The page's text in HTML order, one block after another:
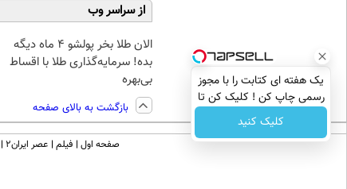
از سراسر وب
الان طلا بخر پولشو 4 ماه دیگه
بده! سرمایه‌گذاری طلا با اقساط
بی‌بهره
بازگشت به بالای صفحه
یک هفته ای کتابت را با مجوز
رسمی چاپ کن ! کلیک کن تا
فرصت هست !
کلیک کنید
صفحه اول فیلم عصر ایران۲